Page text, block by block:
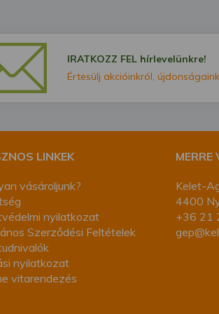
IRATKOZZ FEL hírlevelünkre!
Értesülj akcióinkról,
LINKEK
vásároljunk?
nyilatkozat
Szerződési Feltételek
nyilatkozat
vitarendezés
MERRE
Kelet-
4400
+36 21